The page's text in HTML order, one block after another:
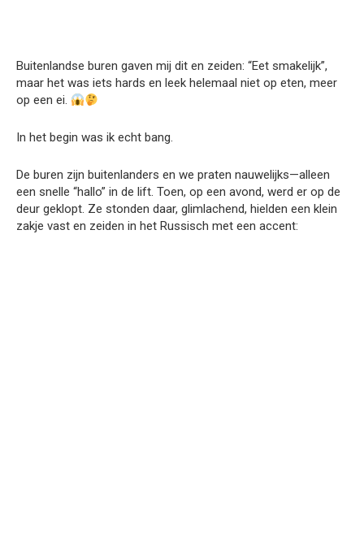
Buitenlandse buren gaven mij dit en zeiden: “Eet smakelijk”,
maar het was iets hards en leek helemaal niet op eten, meer
op een ei.
In het begin was ik echt bang.
De buren zijn buitenlanders en we praten nauwelijks—alleen
een snelle “hallo” in de lift. Toen, op een avond, werd er op de
deur geklopt. Ze stonden daar, glimlachend, hielden een klein
zakje vast en zeiden in het Russisch met een accent: